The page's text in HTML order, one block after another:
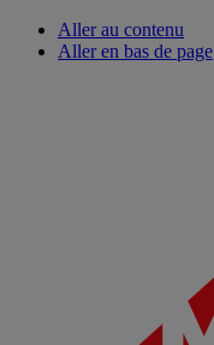
Aller au contenu
Aller en bas de page